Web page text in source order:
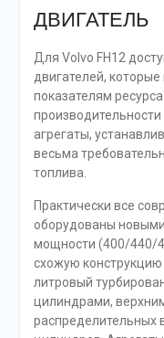
ДВИГАТЕЛЬ
Для Volvo FH12
двигателей,
показателям
агрегаты,
весьма
топлива.
Практически все
оборудованы
мощности (400/440/
схожую
литровый
цилиндрами,
распределительных